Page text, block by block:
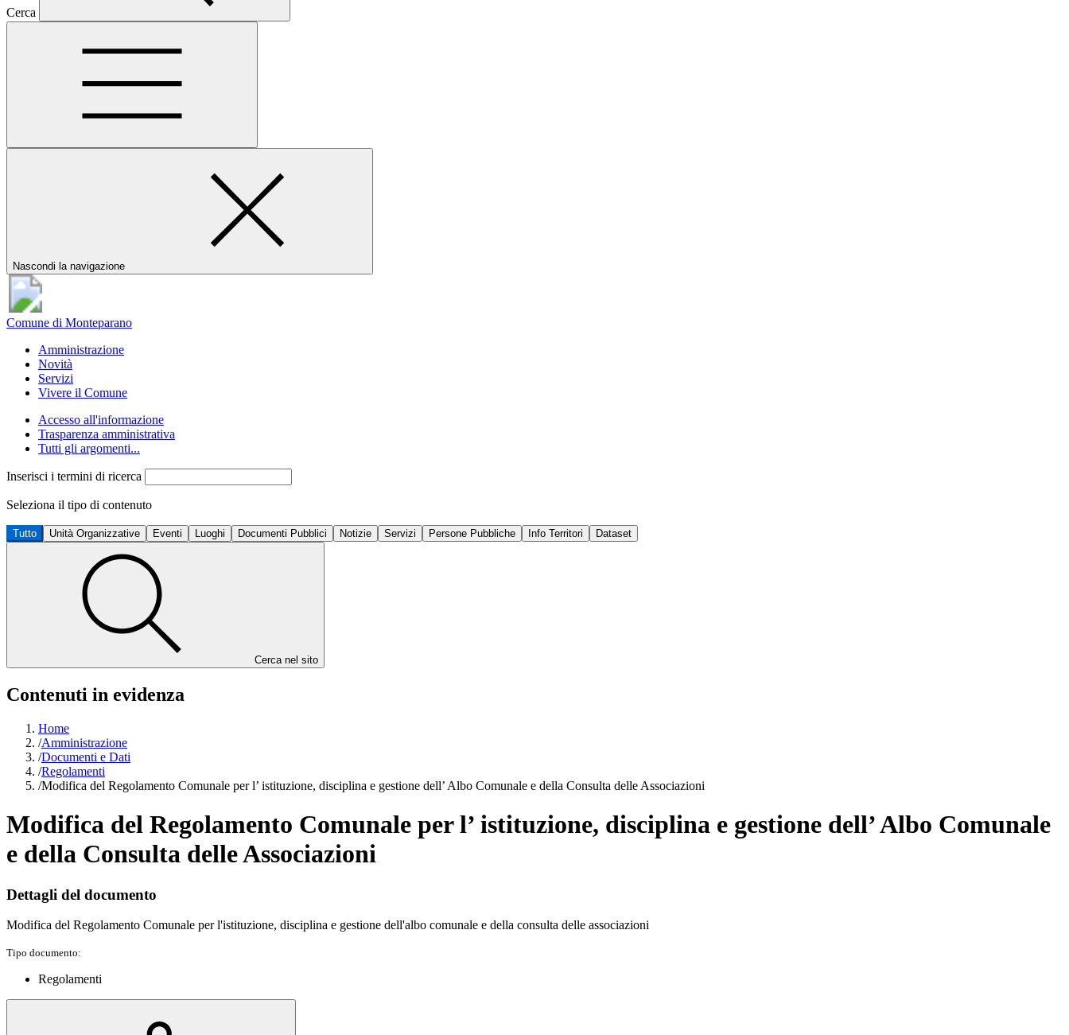
Cerca
Nascondi la navigazione
Comune di Monteparano
Amministrazione
Novità
Servizi
Vivere il Comune
Accesso all'informazione
Trasparenza amministrativa
Tutti gli argomenti...
Inserisci i termini di ricerca
Seleziona il tipo di contenuto
Tutto Unità Organizzative Eventi Luoghi Documenti Pubblici Notizie Servizi Persone Pubbliche Info Territori Dataset
Cerca nel sito
Contenuti in evidenza
Home
/Amministrazione
/Documenti e Dati
/Regolamenti
/Modifica del Regolamento Comunale per l’ istituzione, disciplina e gestione dell’ Albo Comunale e della Consulta delle Associazioni
Modifica del Regolamento Comunale per l’ istituzione, disciplina e gestione dell’ Albo Comunale
e della Consulta delle Associazioni
Dettagli del documento
Modifica del Regolamento Comunale per l'istituzione, disciplina e gestione dell'albo comunale e della consulta delle associazioni
Tipo documento:
Regolamenti